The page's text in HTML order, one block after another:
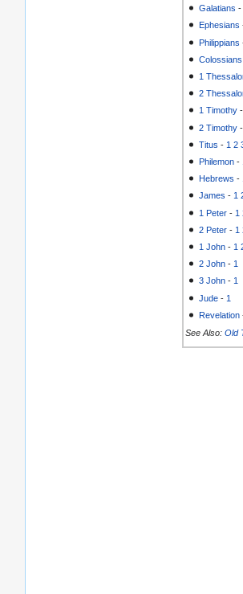
Galatians
Ephesians
Philippians
Colossians
1
2
1 Timothy
2 Timothy
Titus - 1 2
Philemon -
Hebrews -
James - 1
1 Peter - 1
2 Peter - 1
1 John - 1
2 John - 1
3 John - 1
Jude - 1
Revelation
See Also: Old